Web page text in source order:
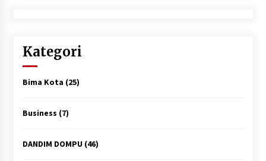
Kategori
Bima Kota (25)
Business (7)
DANDIM DOMPU(46)